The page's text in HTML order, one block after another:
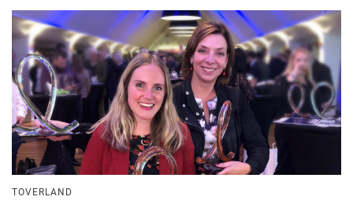
TOVERLAND